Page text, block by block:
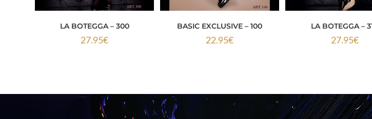
LA BOTEGGA – 300
27.95€
BASIC EXCLUSIVE – 100
22.95€
LA BOTEGGA –
27.95€